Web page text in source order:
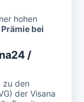
hohen
Prämie bei
/
zu den
der Visana